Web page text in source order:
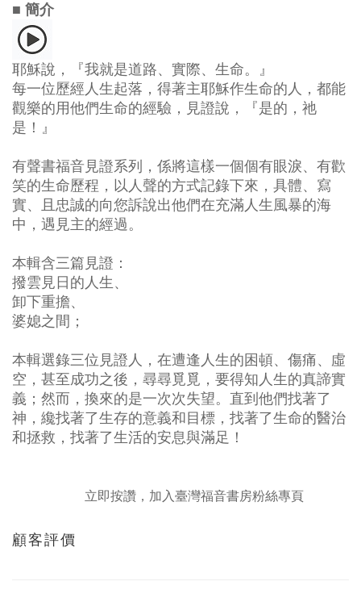
■ 簡介
耶穌說，『我就是道路、實際、生命。』
每一位歷經人生起落，得著主耶穌作生命的人，都能
觀樂的用他們生命的經驗，見證說，『是的，祂
是！』
有聲書福音見證系列，係將這樣一個個有眼淚、有歡
笑的生命歷程，以人聲的方式記錄下來，具體、寫
實、且忠誠的向您訴說出他們在充滿人生風暴的海
中，遇見主的經過。
本輯含三篇見證：
撥雲見日的人生、
卸下重擔、
婆媳之間 ；
本輯選錄三位見證人，在遭逢人生的困頓、傷痛、虛
空，甚至成功之後，尋尋覓覓，要得知人生的真諦實
義； 然而，換來的是一次次失望。 直到他們找著了
神，纔找著了生存的意義和目標，找著了生命的醫治
和拯救，找著了生活的安息與滿足！
立即按讚，加入臺灣福音書房粉絲專頁
顧客評價